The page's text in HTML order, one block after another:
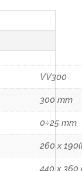
VV300
300 mm
0÷25 mm
260 x
440 x 360